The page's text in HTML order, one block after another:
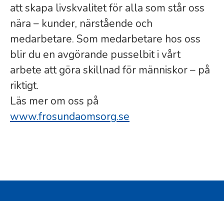
att skapa livskvalitet för alla som står oss
nära – kunder, närstående och
medarbetare. Som medarbetare hos oss
blir du en avgörande pusselbit i vårt
arbete att göra skillnad för människor – på
riktigt.
Läs mer om oss på
www.frosundaomsorg.se